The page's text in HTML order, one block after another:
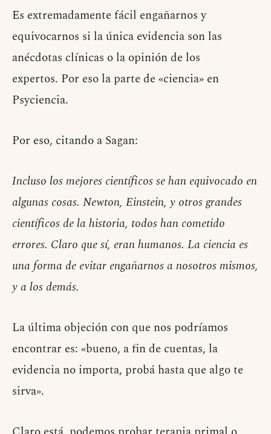
Es extremadamente fácil engañarnos y
equivocarnos si la única evidencia son las
anécdotas clínicas o la opinión de los
expertos. Por eso la parte de «ciencia» en
Psyciencia.
Por eso, citando a Sagan:
Incluso los mejores científicos se han equivocado en
algunas cosas. Newton, Einstein, y otros grandes
científicos de la historia, todos han cometido
errores. Claro que sí, eran humanos. La ciencia es
una forma de evitar engañarnos a nosotros mismos,
y a los demás.
La última objeción con que nos podríamos
encontrar es: «bueno, a fin de cuentas, la
evidencia no importa, probá hasta que algo te
sirva».